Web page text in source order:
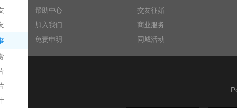
帮助中心
加入我们
免责申明
交友征婚
商业服务
同城活动